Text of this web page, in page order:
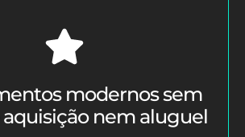
modernos sem
nem aluguel